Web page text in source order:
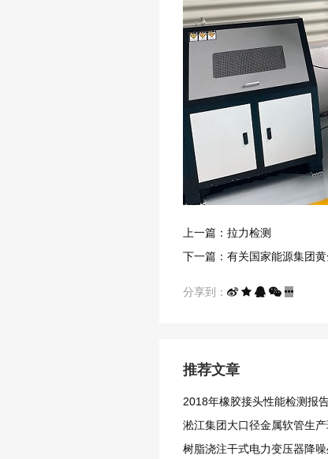
上一篇：拉力检测
下一篇：有关国家能源集团
分享到：
推荐文章
2018年橡胶接头性能检测报
淞江集团大口径金属软管生
树脂浇注干式电力变压器降